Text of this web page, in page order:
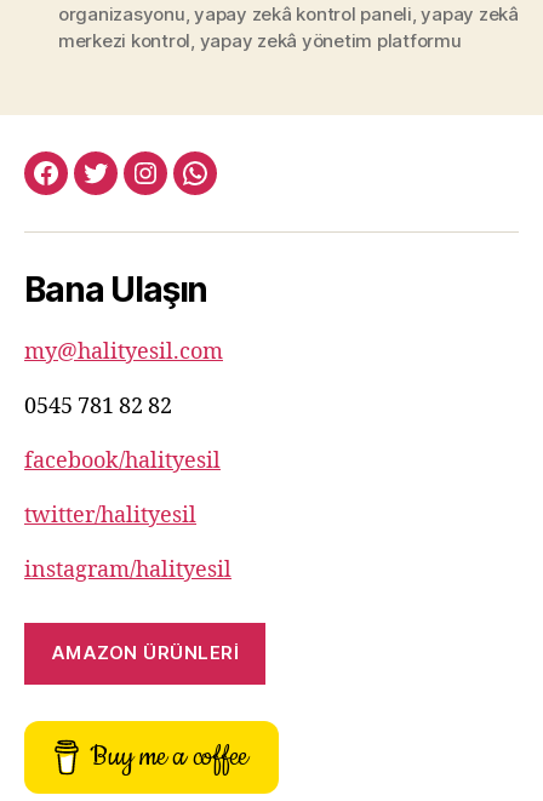
organizasyonu,yapay zekâ kontrol paneli,yapay zekâ
merkezi kontrol, yapay zekâ yönetim platformu
facebook:halityesil
twitter:halityesil
instagram:halityesil
whatsapp:0545
82
Bana Ulaşın
my@halityesil.com
0545 781 82 82
facebook/halityesil
twitter/halityesil
instagram/halityesil
AMAZON ÜRÜNLERİ
Buy me a coffee